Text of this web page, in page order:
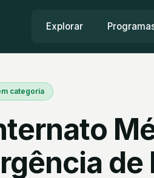
Explorar
categoria